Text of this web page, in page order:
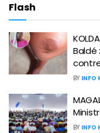
Flash
Baldé
BY INFO
BY INFO